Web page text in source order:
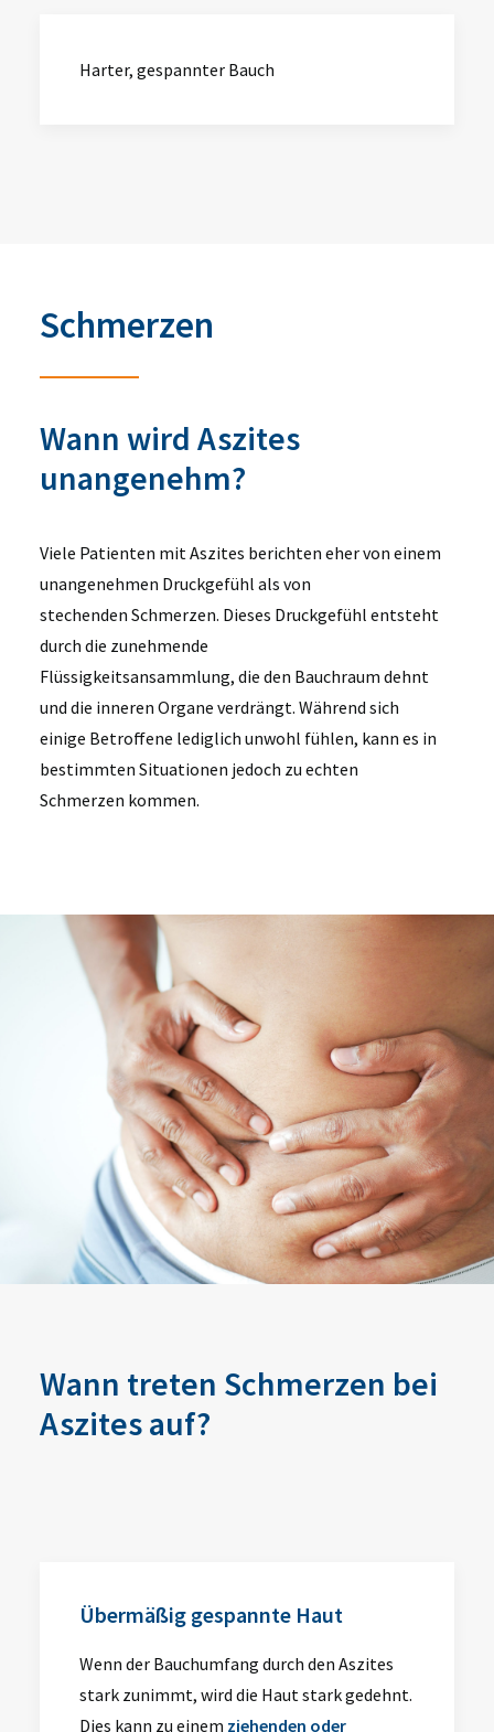
Harter, gespannter Bauch
Schmerzen
Wann wird Aszites
unangenehm?
Viele Patienten mit Aszites berichten eher von einem
unangenehmen Druckgefühl als von
stechenden Schmerzen. Dieses Druckgefühl entsteht
durch die zunehmende
Flüssigkeitsansammlung, die den Bauchraum dehnt
und die inneren Organe verdrängt. Während sich
einige Betroffene lediglich unwohl fühlen, kann es in
bestimmten Situationen jedoch zu echten
Schmerzen kommen.
Wann treten Schmerzen bei
Aszites auf?
Übermäßig gespannte Haut
Wenn der Bauchumfang durch den Aszites
stark zunimmt, wird die Haut stark gedehnt.
Dies kann zu einem ziehenden oder